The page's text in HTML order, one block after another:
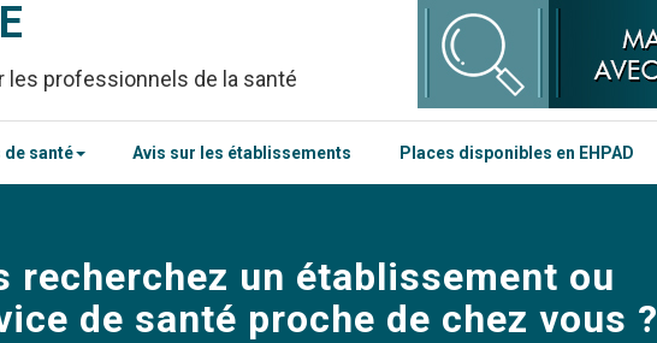
professionnels de la santé
de santé Avis sur les établissements Places disponibles en EHPAD
recherchez un établissement ou
de santé proche de chez vous ?